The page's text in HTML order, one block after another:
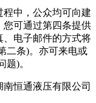
中，公众均可向建
您可通过第四条提供
、电子邮件的方式将
二条)。亦可来电或
)。
南恒通液压有限公司